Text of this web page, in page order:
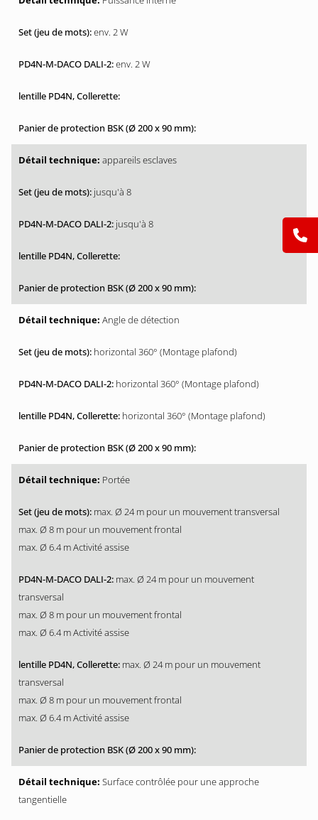
env. 2 W
env. 2 W
appareils esclaves
jusqu'à 8
jusqu'à 8
Angle de détection
horizontal 360° (Montage plafond)
horizontal 360° (Montage plafond)
horizontal 360° (Montage plafond)
Portée
max. Ø 24 m pour un mouvement transversal
max. Ø 8 m pour un mouvement frontal
max. Ø 6.4 m Activité assise
max. Ø 24 m pour un mouvement
transversal
max. Ø 8 m pour un mouvement frontal
max. Ø 6.4 m Activité assise
max. Ø 24 m pour un mouvement
transversal
max. Ø 8 m pour un mouvement frontal
max. Ø 6.4 m Activité assise
Surface contrôlée pour une approche
tangentielle